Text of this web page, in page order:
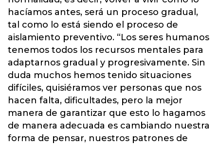
hacíamos antes, será un proceso gradual,
tal como lo está siendo el proceso de
aislamiento preventivo. “Los seres humanos
tenemos todos los recursos mentales para
adaptarnos gradual y progresivamente. Sin
duda muchos hemos tenido situaciones
difíciles, quisiéramos ver personas que nos
hacen falta, dificultades, pero la mejor
manera de garantizar que esto lo hagamos
de manera adecuada es cambiando nuestra
forma de pensar, nuestros patrones de